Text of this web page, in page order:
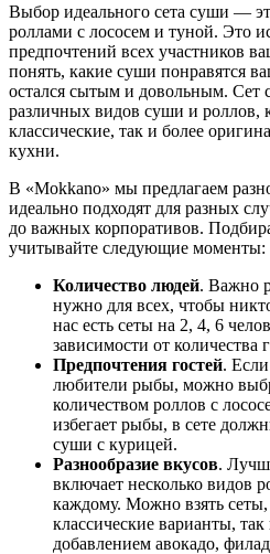
Выбор идеального сета суши —
роллами с лососем и туной. Это
предпочтений всех участников
понять, какие суши понравятся
остался сытым и довольным.
различных видов суши и роллов,
классические, так и более
кухни.
В «Mokkano» мы предлагаем
идеально подходят для разных
до важных корпоративов.
учитывайте следующие моменты:
Количество людей. Важно
нужно для всех, чтобы
нас есть сеты на 2, 4, 6
зависимости от количества
Предпочтения гостей.
любители рыбы, можно
количеством роллов с
избегает рыбы, в сете
суши с курицей.
Разнообразие вкусов.
включает несколько видов
каждому. Можно взять
классические варианты,
добавлением авокадо,